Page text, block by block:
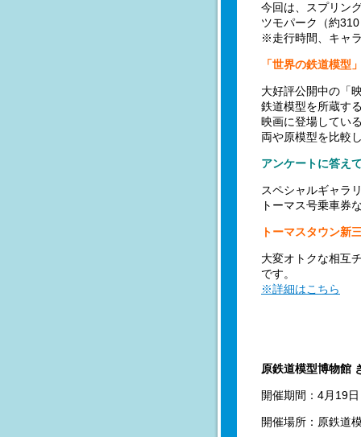
今回は、スプリン
ツモパーク（約
※走行時間、キャ
「世界の鉄道模型
大好評公開中の「
鉄道模型を所蔵す
映画に登場してい
両や原模型を比較
アンケートに答え
スペシャルギャラ
トーマス号乗車券
トーマスタウン新
大変オトクな相互
です。
※詳細はこちら
原鉄道模型博物館
開催期間：4月19
開催場所：原鉄道